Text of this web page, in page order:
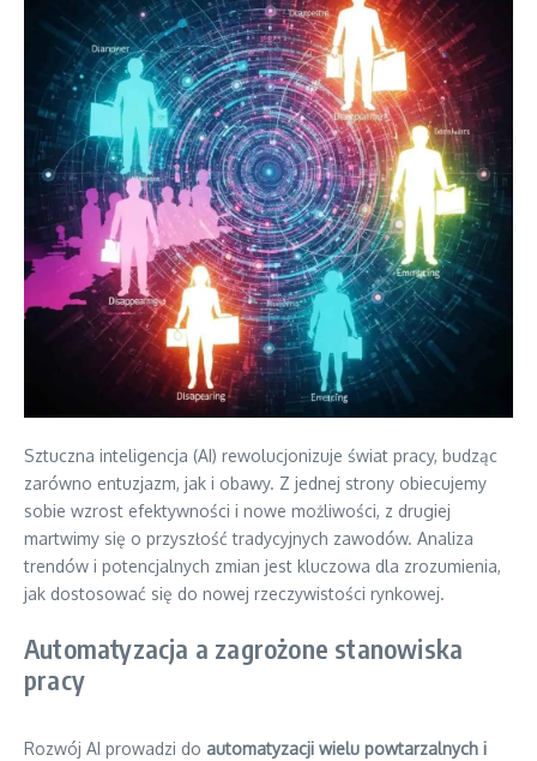
Sztuczna inteligencja (AI) rewolucjonizuje świat pracy, budząc
zarówno entuzjazm, jak i obawy. Z jednej strony obiecujemy
sobie wzrost efektywności i nowe możliwości, z drugiej
martwimy się o przyszłość tradycyjnych zawodów. Analiza
trendów i potencjalnych zmian jest kluczowa dla zrozumienia,
jak dostosować się do nowej rzeczywistości rynkowej.
Automatyzacja a zagrożone stanowiska
pracy
Rozwój AI prowadzi do automatyzacji wielu powtarzalnych i